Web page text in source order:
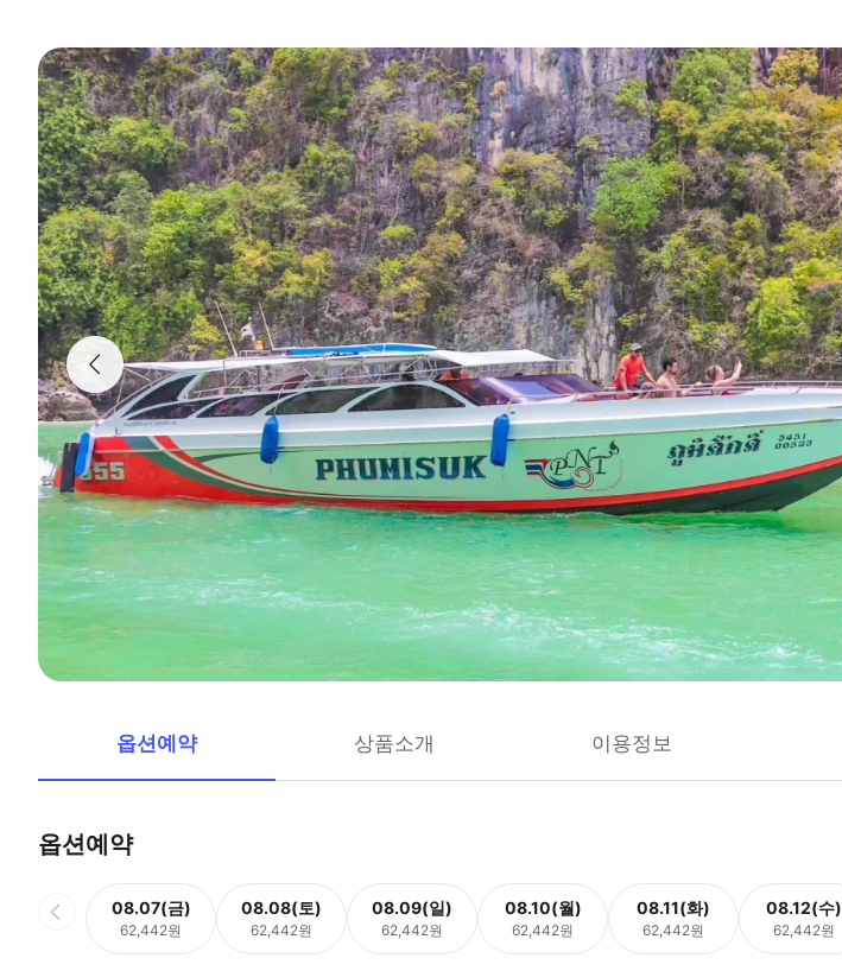
옵션예약 상품소개 이용정보
옵션예약
08.07(금)
62,442원
08.08(토)
62,442원
08.09(일)
62,442원
08.10(월)
62,442원
08.11(화)
62,442원
08.12(수)
62,442원